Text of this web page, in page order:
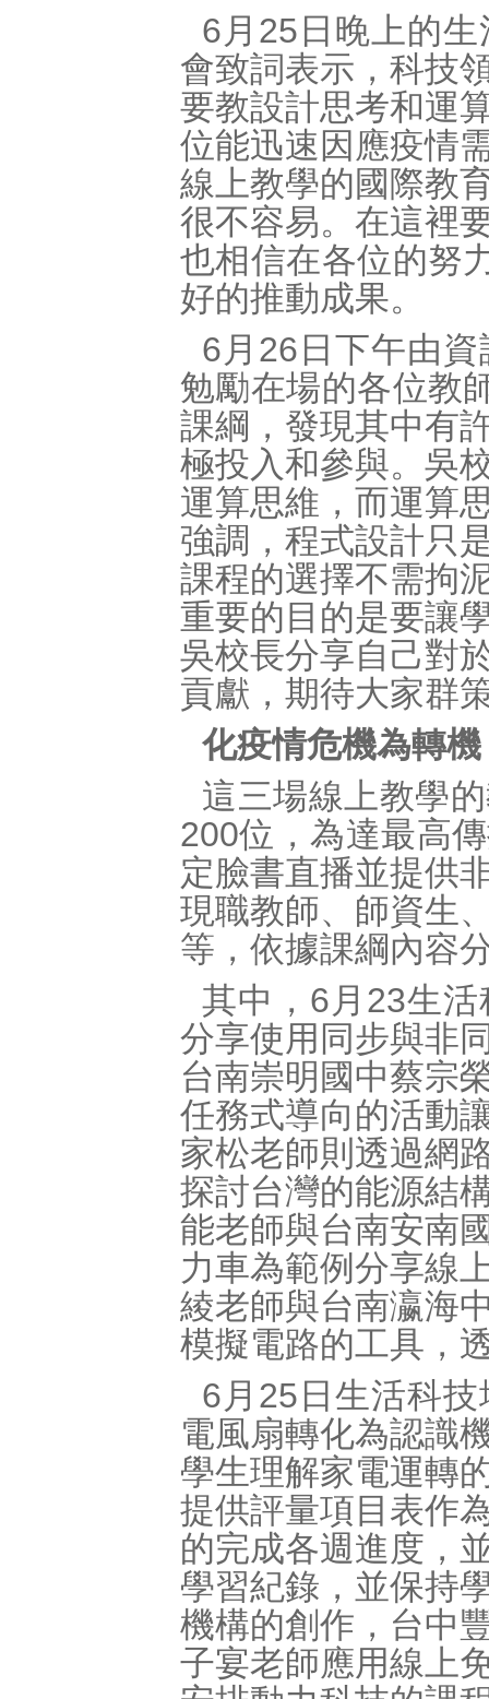
6月25日晚上的
會致詞表示，科技
要教設計思考和運
位能迅速因應疫情
線上教學的國際教
很不容易。在這裡
也相信在各位的努
好的推動成果。
6月26日下午由
勉勵在場的各位教
課綱，發現其中有
極投入和參與。吳
運算思維，而運算
強調，程式設計只
課程的選擇不需拘
重要的目的是要讓
吳校長分享自己對
貢獻，期待大家群
化疫情危機為轉
這三場線上教學
200位，為達最高
定臉書直播並提供
現職教師、師資生
等，依據課綱內容
其中，6月23生
分享使用同步與非
台南崇明國中蔡宗
任務式導向的活動
家松老師則透過網
探討台灣的能源結
能老師與台南安南
力車為範例分享線
綾老師與台南瀛海
模擬電路的工具，
6月25日生活科
電風扇轉化為認識
學生理解家電運轉
提供評量項目表作
的完成各週進度，
學習紀錄，並保持
機構的創作，台中
子宴老師應用線上